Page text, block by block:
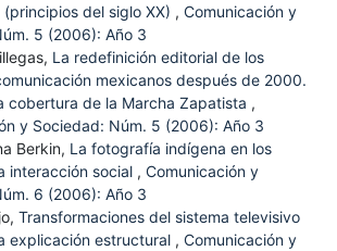
(principios del siglo XX) , Comunicación y
5 (2006): Año 3
La redefinición editorial de los
mexicanos después de 2000.
cobertura de la Marcha Zapatista ,
y Sociedad: Núm. 5 (2006): Año 3
Berkin, La fotografía indígena en los
interacción social , Comunicación y
6 (2006): Año 3
Transformaciones del sistema televisivo
explicación estructural , Comunicación y